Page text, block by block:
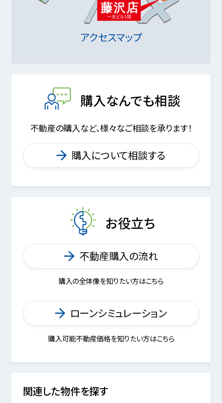
アクセスマップ
購入なんでも相談
不動産の購入など、様々なご相談を承ります！
購入について相談する
お役立ち
不動産購入の流れ
購入の全体像を知りたい方はこちら
ローンシミュレーション
購入可能不動産価格を知りたい方はこちら
関連した物件を探す